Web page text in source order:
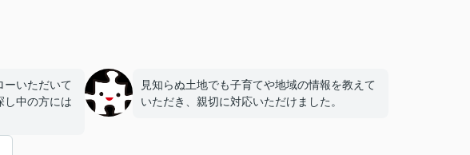
ーいただいて
し中の方には
見知らぬ土地でも子育てや地域の情報を教えて
いただき、親切に対応いただけました。